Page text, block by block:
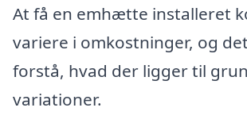
At få en emhætte installeret
variere i omkostninger, og
forstå, hvad der ligger til
variationer.